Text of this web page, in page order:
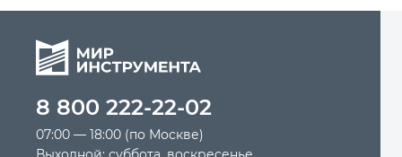
8 800 222-22-02
07:00 — 18:00 (по Москве)